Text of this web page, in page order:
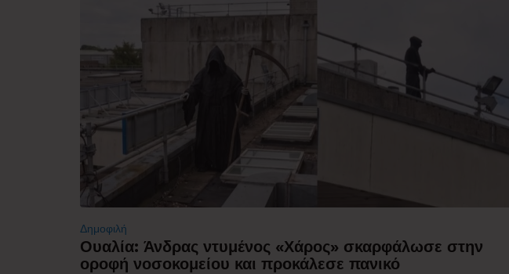
Δημοφιλή
Ουαλία: Άνδρας ντυμένος «Χάρος» σκαρφάλωσε στην
οροφή νοσοκομείου και προκάλεσε πανικό